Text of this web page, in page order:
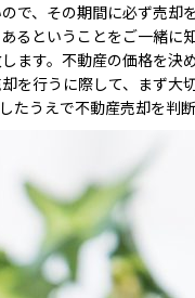
で、その期間に必ず売
ということをご一緒
ます。不動産の価格を
行うに際して、まず
うえで不動産売却を判断